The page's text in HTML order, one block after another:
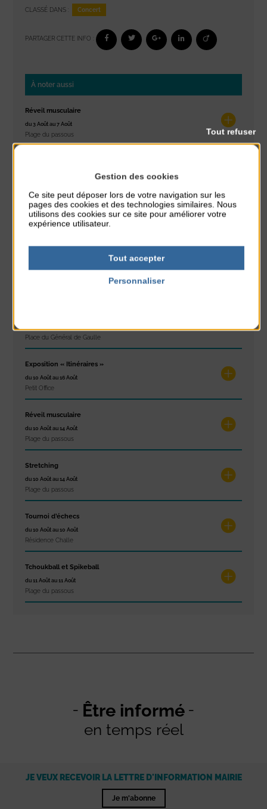
CLASSÉ DANS : Concert
PARTAGER CETTE INFO :
À noter aussi
Réveil musculaire
du 3 Août au 7 Août
Plage du passous
Concours de châteaux de sable
du 7 Août au 7 Août
Place du Général de Gaulle
Exposition « Itinéraires »
du 10 Août au 16 Août
Petit Office
Réveil musculaire
du 10 Août au 14 Août
Plage du passous
Stretching
du 10 Août au 14 Août
Plage du passous
Tournoi d’échecs
du 10 Août au 10 Août
Résidence Challe
Tchoukball et Spikeball
du 11 Août au 11 Août
Plage du passous
Être informé
en temps réel
JE VEUX RECEVOIR LA LETTRE D'INFORMATION MAIRIE
Je m'abonne
Gestion des cookies
Ce site peut déposer lors de votre navigation sur les
pages des cookies et des technologies similaires. Nous
utilisons des cookies sur ce site pour améliorer votre
expérience utilisateur.
Tout accepter
Tout refuser
Personnaliser